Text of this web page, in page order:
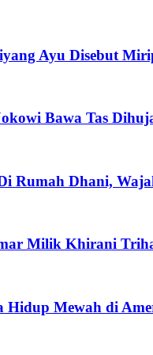
Ayu Disebut
Bawa Tas
Rumah Dhani,
Milik Khirani
Mewah di